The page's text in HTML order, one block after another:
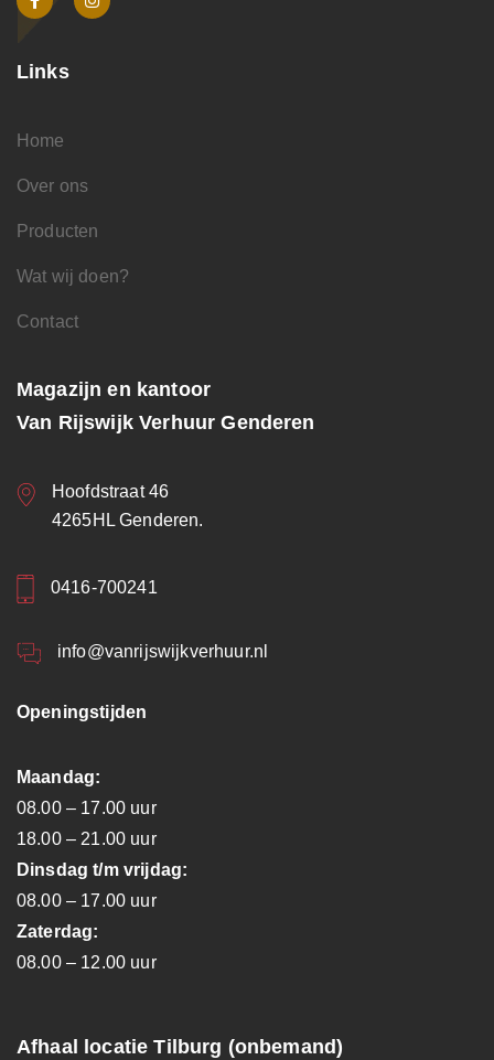
Links
Home
Over ons
Producten
Wat wij doen?
Contact
Magazijn en kantoor
Van Rijswijk Verhuur Genderen
Hoofdstraat 46
4265HL Genderen.
0416-700241
info@vanrijswijkverhuur.nl
Openingstijden
Maandag:
08.00 – 17.00 uur
18.00 – 21.00 uur
Dinsdag t/m vrijdag:
08.00 – 17.00 uur
Zaterdag:
08.00 – 12.00 uur
Afhaal locatie Tilburg (onbemand)